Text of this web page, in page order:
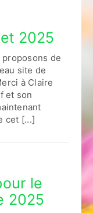
2025
de
site de
à Claire
et son
cet [...]
le
2025